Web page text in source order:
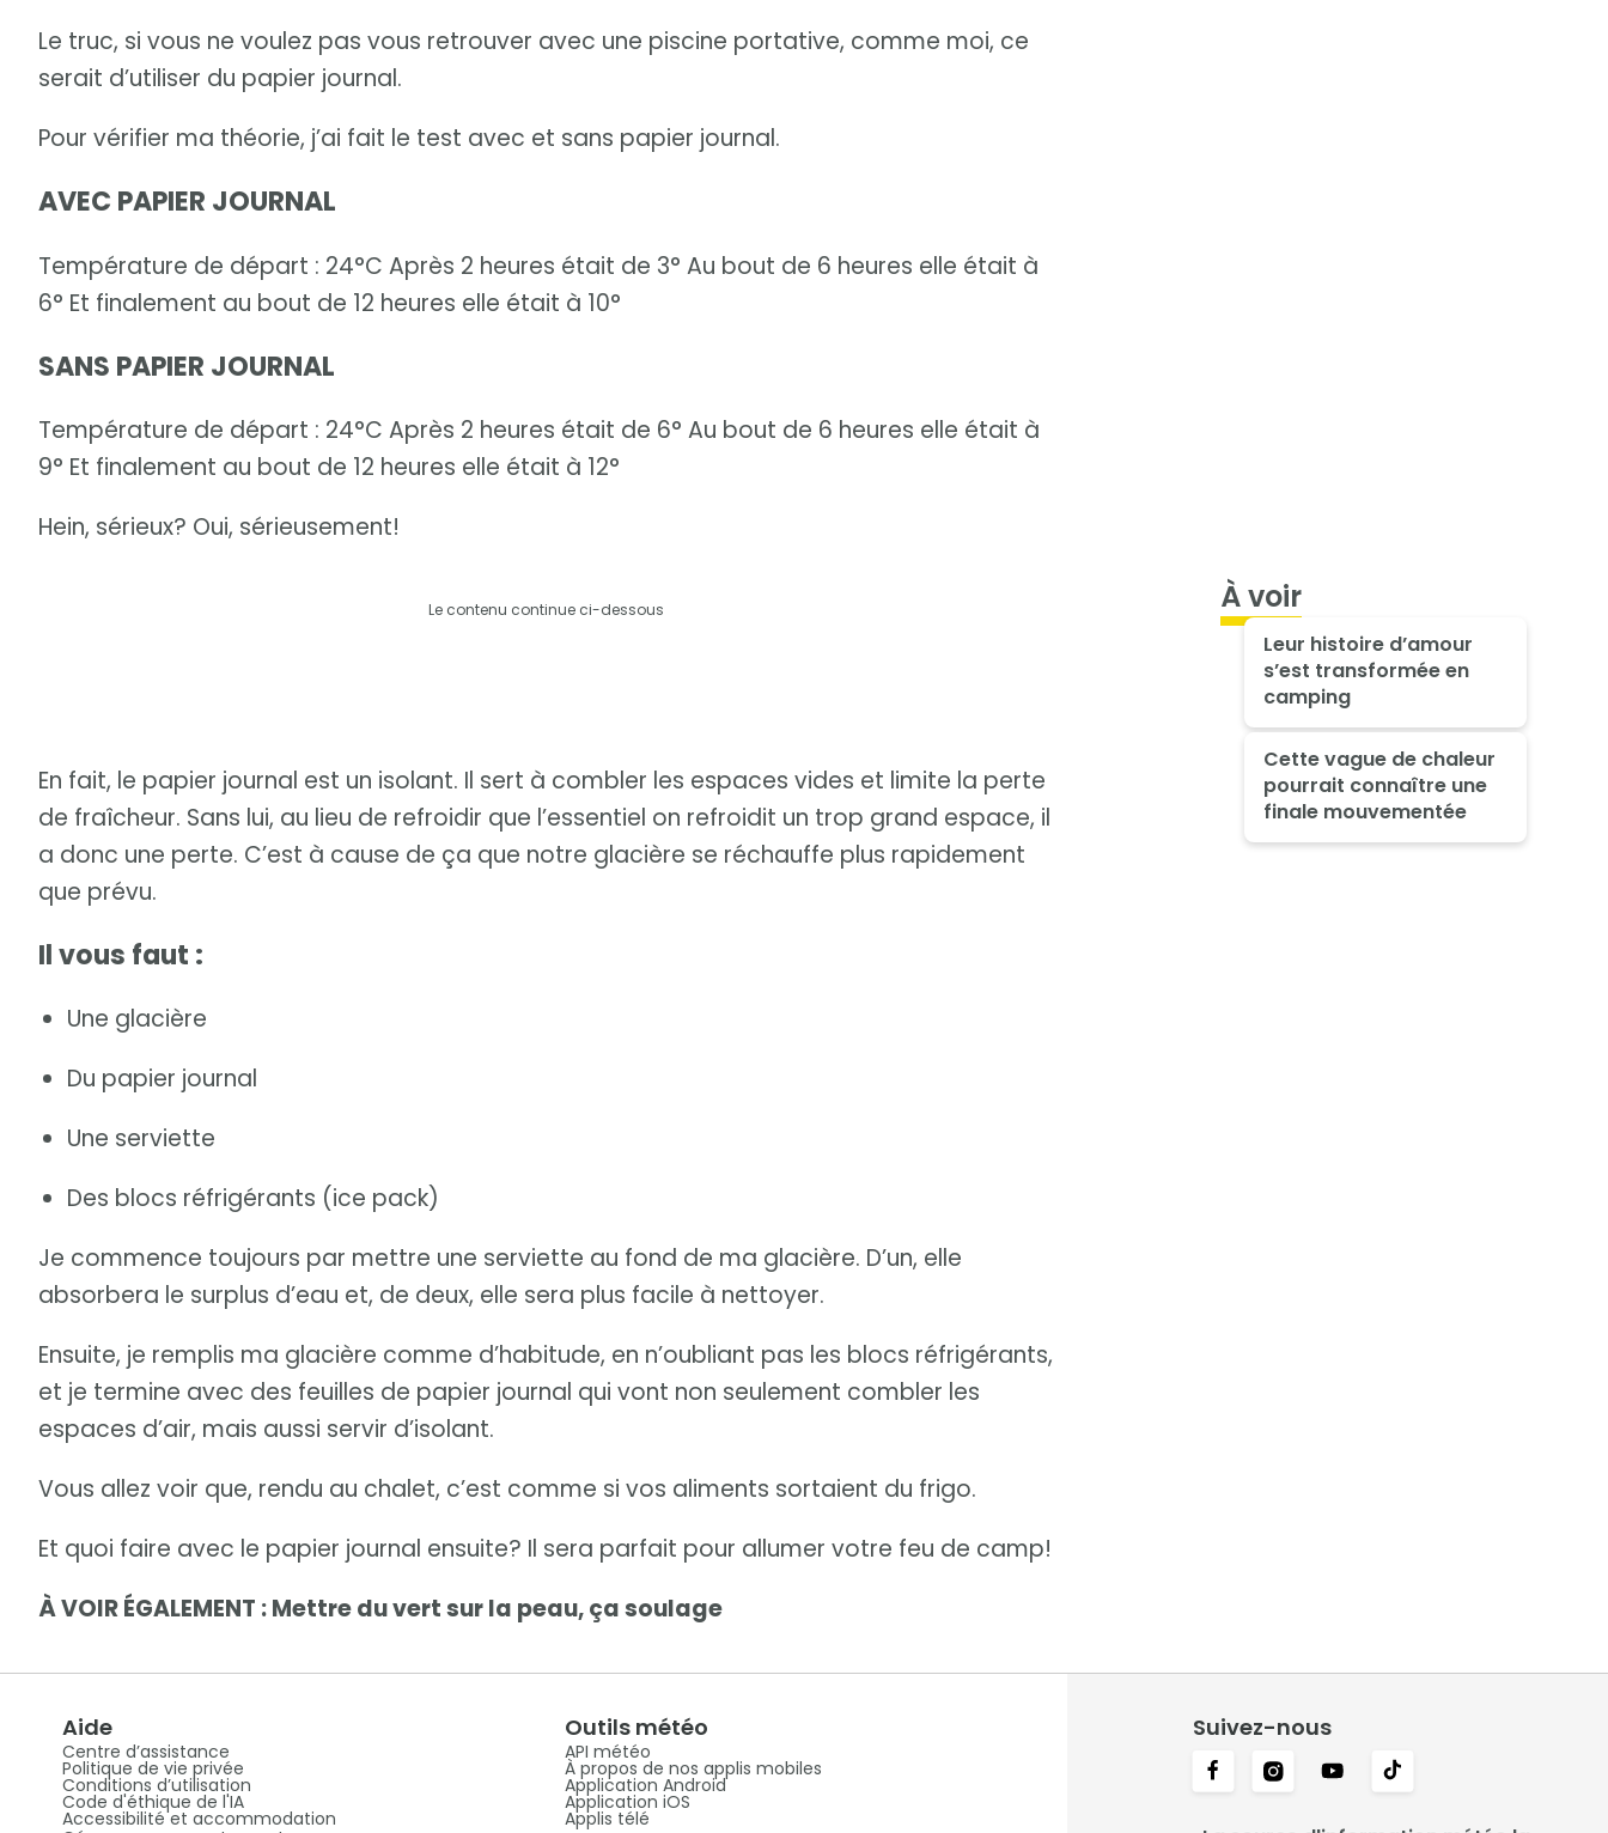
Le truc, si vous ne voulez pas vous retrouver avec une piscine portative, comme moi, ce
serait d’utiliser du papier journal.
Pour vérifier ma théorie, j’ai fait le test avec et sans papier journal.
AVEC PAPIER JOURNAL
Température de départ : 24°C Après 2 heures était de 3° Au bout de 6 heures elle était à
6° Et finalement au bout de 12 heures elle était à 10°
SANS PAPIER JOURNAL
Température de départ : 24°C Après 2 heures était de 6° Au bout de 6 heures elle était à
9° Et finalement au bout de 12 heures elle était à 12°
Hein, sérieux? Oui, sérieusement!
Le contenu continue ci-dessous
En fait, le papier journal est un isolant. Il sert à combler les espaces vides et limite la perte
de fraîcheur. Sans lui, au lieu de refroidir que l’essentiel on refroidit un trop grand espace, il
a donc une perte. C’est à cause de ça que notre glacière se réchauffe plus rapidement
que prévu.
Il vous faut :
Une glacière
Du papier journal
Une serviette
Des blocs réfrigérants (ice pack)
Je commence toujours par mettre une serviette au fond de ma glacière. D’un, elle
absorbera le surplus d’eau et, de deux, elle sera plus facile à nettoyer.
Ensuite, je remplis ma glacière comme d’habitude, en n’oubliant pas les blocs réfrigérants,
et je termine avec des feuilles de papier journal qui vont non seulement combler les
espaces d’air, mais aussi servir d’isolant.
Vous allez voir que, rendu au chalet, c’est comme si vos aliments sortaient du frigo.
Et quoi faire avec le papier journal ensuite? Il sera parfait pour allumer votre feu de camp!
À VOIR ÉGALEMENT : Mettre du vert sur la peau, ça soulage
À voir
Leur histoire d’amour
s’est transformée en
camping
Cette vague de chaleur
pourrait connaître une
finale mouvementée
Aide
Centre d’assistance
Politique de vie privée
Conditions d’utilisation
Code d'éthique de l'IA
Accessibilité et accommodation
Outils météo
API météo
À propos de nos applis mobiles
Application Android
Application iOS
Applis télé
Suivez-nous